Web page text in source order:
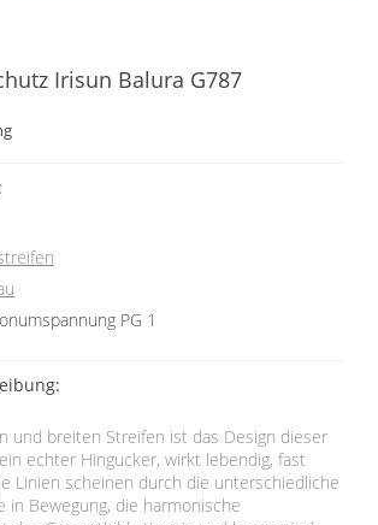
Irisun Balura G787
PG 1
und breiten Streifen ist das Design dieser
echter Hingucker, wirkt lebendig, fast
Linien scheinen durch die unterschiedliche
in Bewegung, die harmonische